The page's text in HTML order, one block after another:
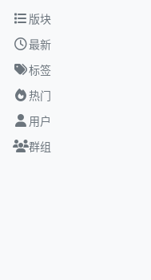
跳转至内容
版块
最新
标签
热门
用户
群组